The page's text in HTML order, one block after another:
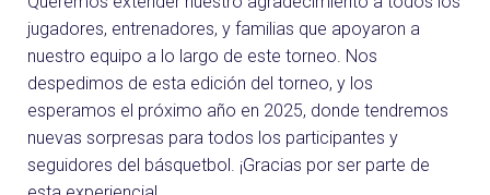
jugadores, entrenadores, y familias que apoyaron a
nuestro equipo a lo largo de este torneo. Nos
despedimos de esta edición del torneo, y los
esperamos el próximo año en 2025, donde tendremos
nuevas sorpresas para todos los participantes y
seguidores del básquetbol. ¡Gracias por ser parte de